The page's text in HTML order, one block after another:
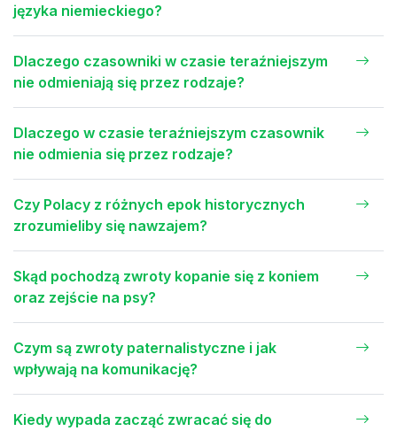
języka niemieckiego?
Dlaczego czasowniki w czasie teraźniejszym
nie odmieniają się przez rodzaje?
Dlaczego w czasie teraźniejszym czasownik
nie odmienia się przez rodzaje?
Czy Polacy z różnych epok historycznych
zrozumieliby się nawzajem?
Skąd pochodzą zwroty kopanie się z koniem
oraz zejście na psy?
Czym są zwroty paternalistyczne i jak
wpływają na komunikację?
Kiedy wypada zacząć zwracać się do